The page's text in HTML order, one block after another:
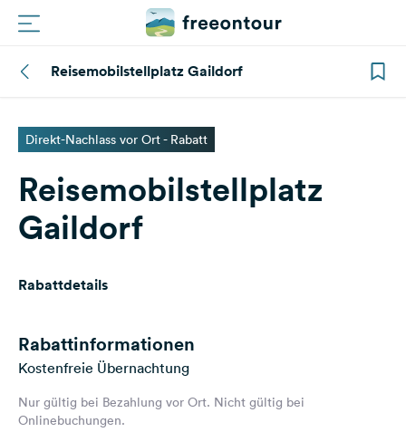
Plätze
Magazin
Partner
Registrieren
Newsletter
Fragen &
Feedback
Reisemobilstellplatz Gaildorf
Direkt-Nachlass vor Ort - Rabatt
Reisemobilstellplatz
Gaildorf
Rabattdetails
Rabattinformationen
Kostenfreie Übernachtung
Nur gültig bei Bezahlung vor Ort. Nicht gültig bei
Onlinebuchungen.